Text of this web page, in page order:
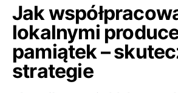
Jak
lokalnymi
pamiątek –
strategie